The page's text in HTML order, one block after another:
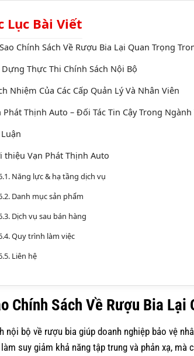
Lục Bài Viết
Chính Sách Về Rượu Bia Lại Quan Trọng
Dựng Thực Thi Chính Sách Nội Bộ
Nhiệm Của Các Cấp Quản Lý Và Nhân Viên
Phát Thịnh Auto – Đối Tác Tin Cậy Trong Ngành
thiệu Vạn Phát Thịnh Auto
Năng lực & hạ tầng dịch vụ
Danh mục sản phẩm
Dịch vụ sau bán hàng
Quy trình làm việc
Liên hệ
Chính Sách Về Rượu Bia Lại
nội bộ về rượu bia giúp doanh nghiệp bảo vệ
suy giảm khả năng tập trung và phản xạ,